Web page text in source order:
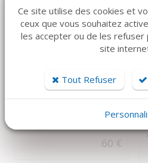
FORET ROUGE
60 €
Ce site utilise des cookies et
ceux que vous souhaitez
les accepter ou de les
site
Tout Refuser